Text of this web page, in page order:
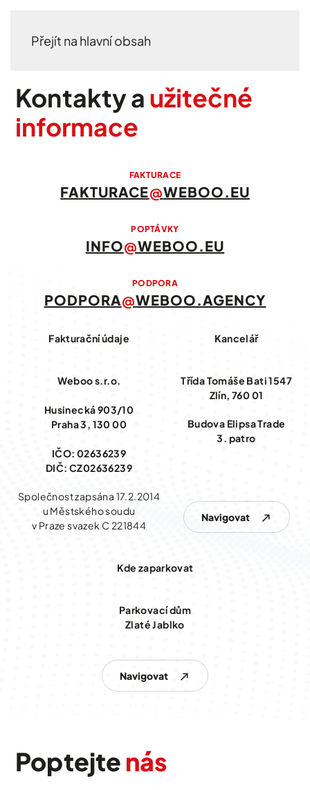
Přejít na hlavní obsah
Kontakty a užitečné
informace
FAKTURACE
FAKTURACE@WEBOO.EU
POPTÁVKY
INFO@WEBOO.EU
PODPORA
PODPORA@WEBOO.AGENCY
Fakturační údaje
Weboo s.r.o.
Husinecká 903/10
Praha 3, 130 00
IČO: 02636239
DIČ: CZ02636239
Společnost zapsána 17.2.2014
u Městského soudu
v Praze svazek C 221844
Kancelář
Třída Tomáše Bati 1547
Zlín, 760 01
Budova Elipsa Trade
3. patro
Navigovat
Kde zaparkovat
Parkovací dům
Zlaté Jablko
Navigovat
Poptejte nás